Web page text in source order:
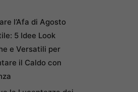
l’Afa di Agosto
5 Idee Look
e Versatili per
il Caldo con